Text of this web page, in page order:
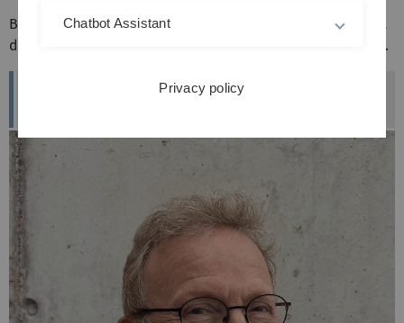
Bitte führen Sie die Überweisung rechtzeitig vor dem Test
durch und bringen Sie eine Überweisungsbestätigung mit.
Ansprechpartner
Chatbot Assistant
Privacy policy